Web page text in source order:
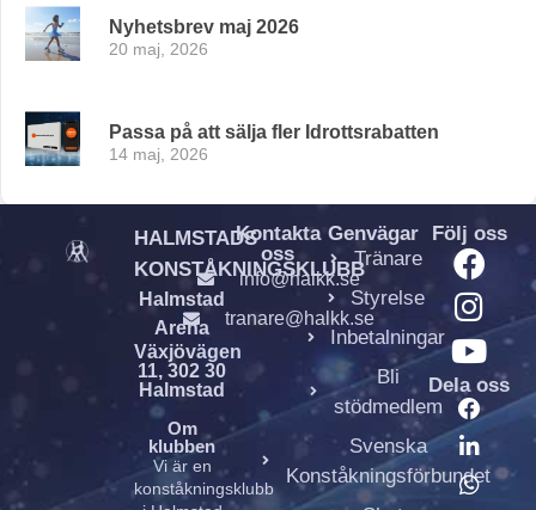
Nyhetsbrev maj 2026
20 maj, 2026
Passa på att sälja fler Idrottsrabatten
14 maj, 2026
HALMSTADS
KONSTÅKNINGSKLUBB
Halmstad
Arena
Växjövägen
11, 302 30
Halmstad
Om
klubben
Vi är en
konståkningsklubb
Kontakta
oss
info@halkk.se
tranare@halkk.se
Genvägar
Tränare
Styrelse
Inbetalningar
Bli
stödmedlem
Svenska
Konståkningsförbundet
Följ oss
Dela oss